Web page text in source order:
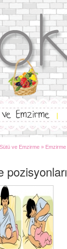
Emzirme |
ve Emzirme » Emzirme
pozisyonları